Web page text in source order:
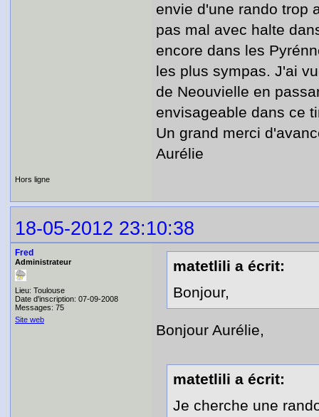
envie d'une rando trop
pas mal avec halte
encore dans les
les plus sympas. J'ai
de Neouvielle en
envisageable dans ce
Un grand merci
Aurélie
Hors ligne
18-05-2012 23:10:38
Fred
Administrateur
Lieu: Toulouse
Date d'inscription: 07-09-2008
Messages: 75
Site web
matetlili a écrit:
Bonjour,
Bonjour Aurélie,
matetlili a écrit:
Je cherche une